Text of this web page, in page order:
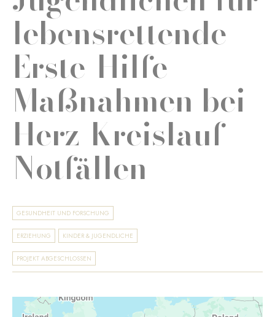
lebensrettende
Erste-Hilfe-
Maßnahmen bei
Herz-Kreislauf-
Notfällen
GESUNDHEIT UND FORSCHUNG
ERZIEHUNG KINDER & JUGENDLICHE
PROJEKT ABGESCHLOSSEN